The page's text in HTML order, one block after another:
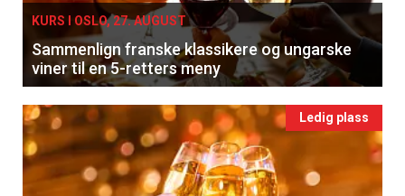
KURS I OSLO, 27. AUGUST
Sammenlign franske klassikere og ungarske
viner til en 5-retters meny
Ledig plass